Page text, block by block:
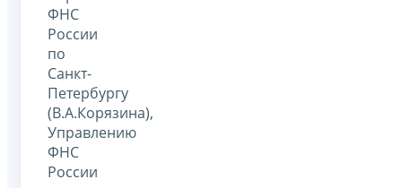
ФНС
России
по
Санкт-
Петербургу
(В.А.Корязина),
Управлению
ФНС
России